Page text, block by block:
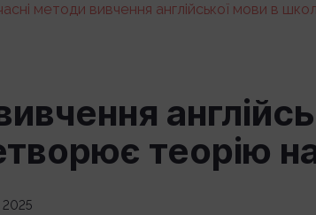
методи вивчення англійської мови в
теорію
2025